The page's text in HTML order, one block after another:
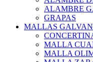
ALAMBRE
GRAPAS
MALLAS
MALLA
MALLA